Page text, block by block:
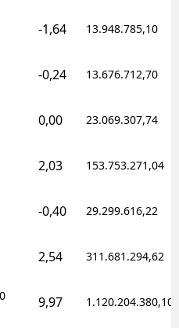
-1,64 13.948.785,10
-0,24 13.676.712,70
0,00 23.069.307,74
2,03 153.753.271,04
-0,40 29.299.616,22
2,54 311.681.294,62
9,97 1.120.204.380,10